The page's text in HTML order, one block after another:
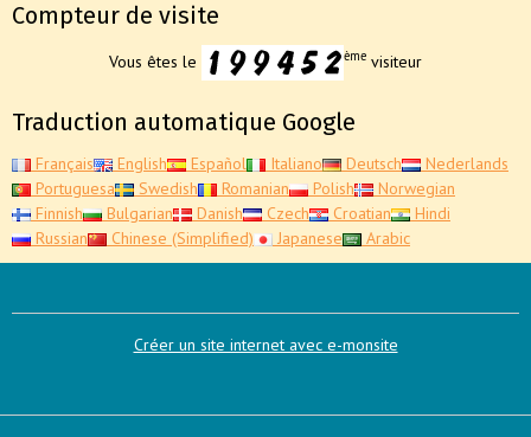
Compteur de visite
Vous êtes le ème visiteur
Traduction automatique Google
Français English Español Italiano Deutsch
Nederlands
Portuguesa
Swedish Romanian Polish
Norwegian
Finnish
Bulgarian Danish Czech Croatian
Hindi
Russian
Chinese (Simplified) Japanese Arabic
Créer un site internet avec e-monsite